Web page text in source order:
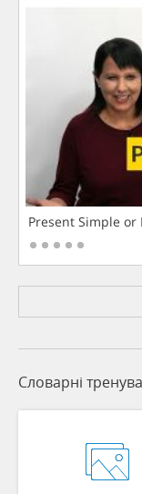
Present Simple or
Словарні